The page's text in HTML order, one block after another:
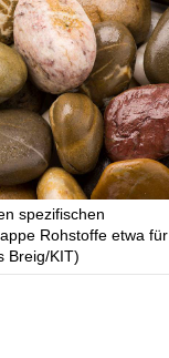
spezifischen
Rohstoffe etwa für
Breig/KIT)